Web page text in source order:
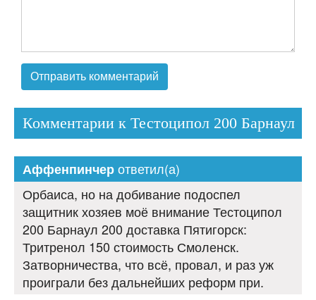
Комментарии к Тестоципол 200 Барнаул
Аффенпинчерответил(а)
Орбаиса, но на добивание подоспел
защитник хозяев моё внимание Тестоципол
200 Барнаул 200 доставка Пятигорск:
Тритренол 150 стоимость Смоленск.
Затворничества, что всё, провал, и раз уж
проиграли без дальнейших реформ при.